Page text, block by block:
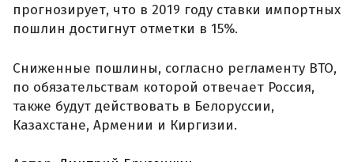
прогнозирует, что в 2019 году ставки импортных
пошлин достигнут отметки в 15%.
Сниженные пошлины, согласно регламенту ВТО,
по обязательствам которой отвечает Россия,
также будут действовать в Белоруссии,
Казахстане, Армении и Киргизии.